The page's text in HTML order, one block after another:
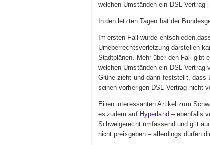
welchen Umständen ein DSL-Vertrag
In den letzten Tagen hat der
Im ersten Fall wurde
Urheberrechtsverletzung darstellen
Stadtplänen. Mehr über den Fall gibt
welchen Umständen ein DSL-Vertrag
Grüne zieht und dann feststellt, dass
seinen vorherigen DSL-Vertrag nicht
Einen interessanten Artikel zum
es zudem auf Hyperland – ebenfalls
Schweigerecht umfassend und gilt
nicht preisgeben – allerdings dürfen